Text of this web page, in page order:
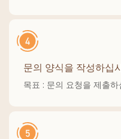
문의 양식을 작성하십
목표 : 문의 요청을 제출하